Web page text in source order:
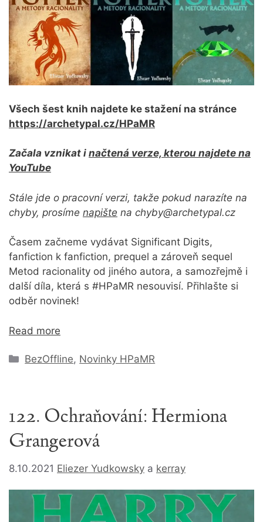
Všech šest knih najdete ke stažení na stránce
https://archetypal.cz/HPaMR
Začala vznikat i načtená verze, kterou najdete na
YouTube
Stále jde o pracovní verzi, takže pokud narazíte na
chyby, prosíme napište na chyby@archetypal.cz
Časem začneme vydávat Significant Digits,
fanfiction k fanfiction, prequel a zároveň sequel
Metod racionality od jiného autora, a samozřejmě i
další díla, která s #HPaMR nesouvisí. Přihlašte si
odběr novinek!
Read more
Rubriky
BezOffline, Novinky HPaMR
122. Ochraňování: Hermiona
Grangerová
8.10.2021 Eliezer Yudkowsky a kerray